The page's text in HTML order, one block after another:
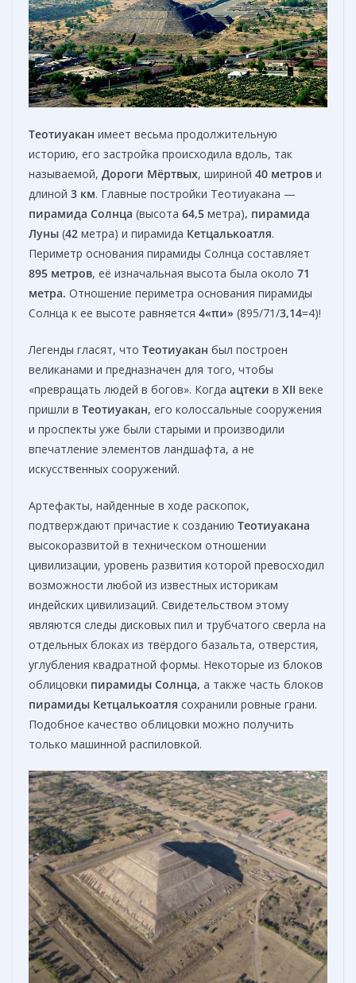
Теотиуакан имеет весьма продолжительную
историю, его застройка происходила вдоль, так
называемой, Дороги Мёртвых, шириной 40 метров и
длиной 3 км. Главные постройки Теотиуакана —
пирамида Солнца (высота 64,5 метра), пирамида
Луны (42 метра) и пирамида Кетцалькоатля.
Периметр основания пирамиды Солнца составляет
895 метров, её изначальная высота была около 71
метра. Отношение периметра основания пирамиды
Солнца к ее высоте равняется 4«πи» (895/71/3,14=4)!
Легенды гласят, что Теотиуакан был построен
великанами и предназначен для того, чтобы
«превращать людей в богов». Когда ацтеки в XII веке
пришли в Теотиуакан, его колоссальные сооружения
и проспекты уже были старыми и производили
впечатление элементов ландшафта, а не
искусственных сооружений.
Артефакты, найденные в ходе раскопок,
подтверждают причастие к созданию Теотиуакана
высокоразвитой в техническом отношении
цивилизации, уровень развития которой превосходил
возможности любой из известных историкам
индейских цивилизаций. Свидетельством этому
являются следы дисковых пил и трубчатого сверла на
отдельных блоках из твёрдого базальта, отверстия,
углубления квадратной формы. Некоторые из блоков
облицовки пирамиды Солнца, а также часть блоков
пирамиды Кетцалькоатля сохранили ровные грани.
Подобное качество облицовки можно получить
только машинной распиловкой.